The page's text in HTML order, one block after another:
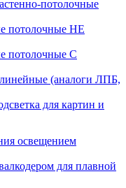
потолочные
потолочные НЕ
потолочные С
(аналоги ЛПБ,
для картин и
освещением
для плавной